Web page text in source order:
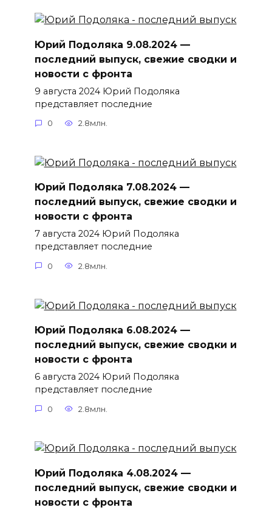
Юрий Подоляка 9.08.2024 —
последний выпуск, свежие сводки и
новости с фронта
9 августа 2024 Юрий Подоляка
представляет последние
0 2.8млн.
Юрий Подоляка 7.08.2024 —
последний выпуск, свежие сводки и
новости с фронта
7 августа 2024 Юрий Подоляка
представляет последние
0 2.8млн.
Юрий Подоляка 6.08.2024 —
последний выпуск, свежие сводки и
новости с фронта
6 августа 2024 Юрий Подоляка
представляет последние
0 2.8млн.
Юрий Подоляка 4.08.2024 —
последний выпуск, свежие сводки и
новости с фронта